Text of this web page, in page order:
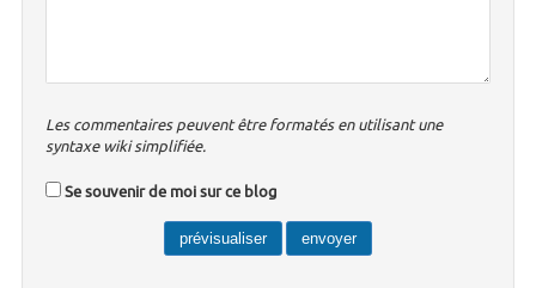
Les commentaires peuvent être formatés en utilisant une
syntaxe wiki simplifiée.
Se souvenir de moi sur ce blog